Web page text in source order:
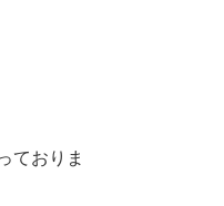
ておりま